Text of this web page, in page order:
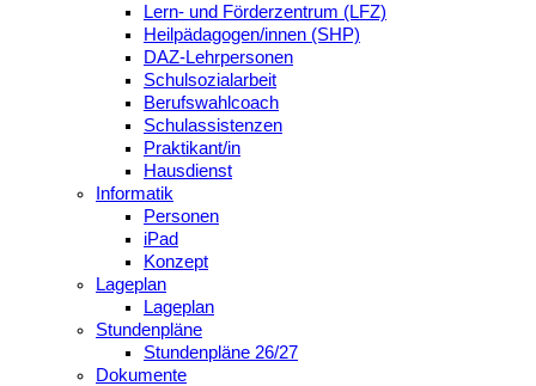
Lern- und Förderzentrum (LFZ)
Heilpädagogen/innen (SHP)
DAZ-Lehrpersonen
Schulsozialarbeit
Berufswahlcoach
Schulassistenzen
Praktikant/in
Hausdienst
Informatik
Personen
iPad
Konzept
Lageplan
Lageplan
Stundenpläne
Stundenpläne 26/27
Dokumente